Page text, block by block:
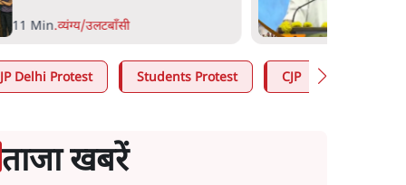
11 Min.व्यंग्य/उलटबाँसी
Delhi Protest Students Protest CJP
ताजा खबरें